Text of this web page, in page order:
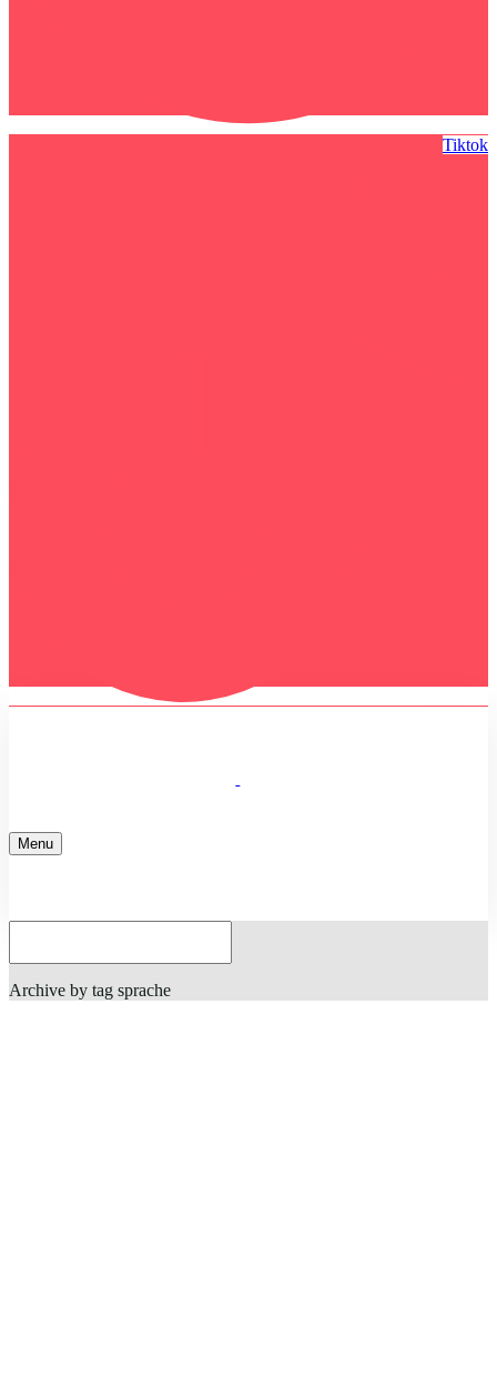
Tiktok
Menu
Archive by tag sprache